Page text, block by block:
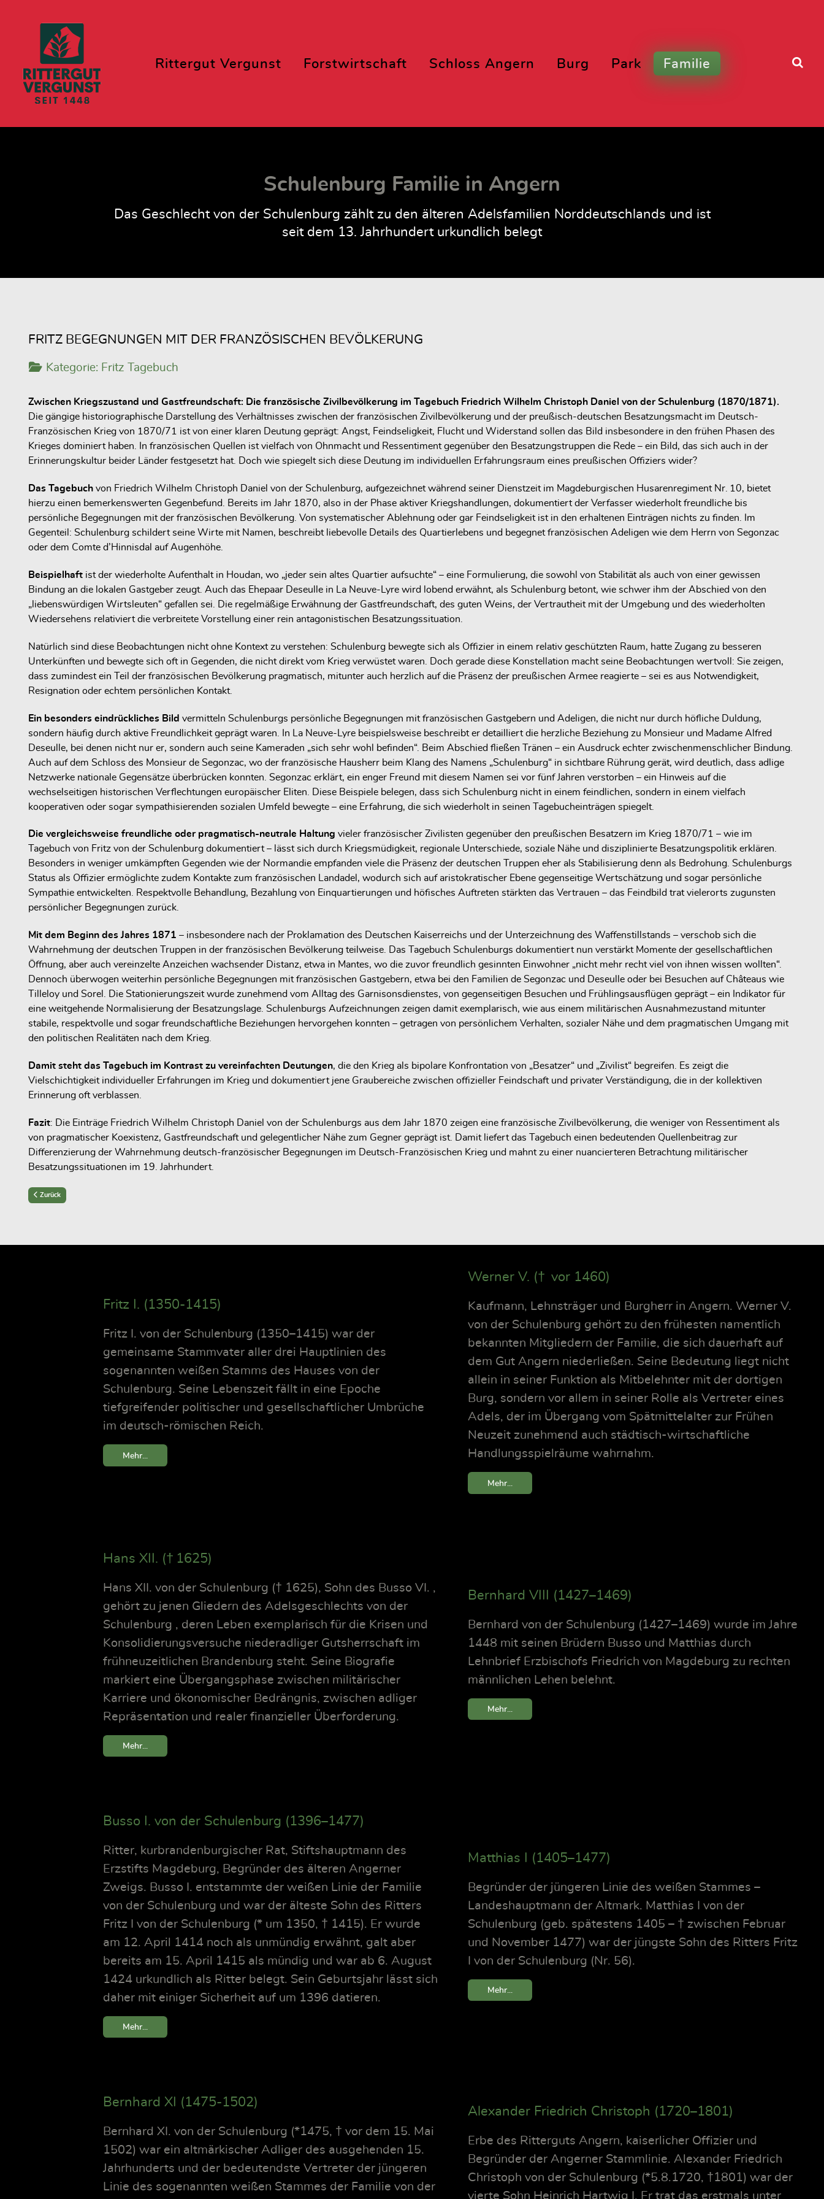
Rittergut Vergunst Forstwirtschaft Schloss Angern Burg Park Familie
Schulenburg Familie in Angern
Das Geschlecht von der Schulenburg zählt zu den älteren Adelsfamilien Norddeutschlands und ist
seit dem 13. Jahrhundert urkundlich belegt
FRITZ BEGEGNUNGEN MIT DER FRANZÖSISCHEN BEVÖLKERUNG
Kategorie: Fritz Tagebuch
Zwischen Kriegszustand und Gastfreundschaft: Die französische Zivilbevölkerung im Tagebuch Friedrich Wilhelm Christoph Daniel von der Schulenburg (1870/1871).
Die gängige historiographische Darstellung des Verhältnisses zwischen der französischen Zivilbevölkerung und der preußisch-deutschen Besatzungsmacht im Deutsch-
Französischen Krieg von 1870/71 ist von einer klaren Deutung geprägt: Angst, Feindseligkeit, Flucht und Widerstand sollen das Bild insbesondere in den frühen Phasen des
Krieges dominiert haben. In französischen Quellen ist vielfach von Ohnmacht und Ressentiment gegenüber den Besatzungstruppen die Rede – ein Bild, das sich auch in der
Erinnerungskultur beider Länder festgesetzt hat. Doch wie spiegelt sich diese Deutung im individuellen Erfahrungsraum eines preußischen Offiziers wider?
Das Tagebuch von Friedrich Wilhelm Christoph Daniel von der Schulenburg, aufgezeichnet während seiner Dienstzeit im Magdeburgischen Husarenregiment Nr. 10, bietet
hierzu einen bemerkenswerten Gegenbefund. Bereits im Jahr 1870, also in der Phase aktiver Kriegshandlungen, dokumentiert der Verfasser wiederholt freundliche bis
persönliche Begegnungen mit der französischen Bevölkerung. Von systematischer Ablehnung oder gar Feindseligkeit ist in den erhaltenen Einträgen nichts zu finden. Im
Gegenteil: Schulenburg schildert seine Wirte mit Namen, beschreibt liebevolle Details des Quartierlebens und begegnet französischen Adeligen wie dem Herrn von Segonzac
oder dem Comte d’Hinnisdal auf Augenhöhe.
Beispielhaft ist der wiederholte Aufenthalt in Houdan, wo „jeder sein altes Quartier aufsuchte“ – eine Formulierung, die sowohl von Stabilität als auch von einer gewissen
Bindung an die lokalen Gastgeber zeugt. Auch das Ehepaar Deseulle in La Neuve-Lyre wird lobend erwähnt, als Schulenburg betont, wie schwer ihm der Abschied von den
„liebenswürdigen Wirtsleuten“ gefallen sei. Die regelmäßige Erwähnung der Gastfreundschaft, des guten Weins, der Vertrautheit mit der Umgebung und des wiederholten
Wiedersehens relativiert die verbreitete Vorstellung einer rein antagonistischen Besatzungssituation.
Natürlich sind diese Beobachtungen nicht ohne Kontext zu verstehen: Schulenburg bewegte sich als Offizier in einem relativ geschützten Raum, hatte Zugang zu besseren
Unterkünften und bewegte sich oft in Gegenden, die nicht direkt vom Krieg verwüstet waren. Doch gerade diese Konstellation macht seine Beobachtungen wertvoll: Sie zeigen,
dass zumindest ein Teil der französischen Bevölkerung pragmatisch, mitunter auch herzlich auf die Präsenz der preußischen Armee reagierte – sei es aus Notwendigkeit,
Resignation oder echtem persönlichen Kontakt.
Ein besonders eindrückliches Bild vermitteln Schulenburgs persönliche Begegnungen mit französischen Gastgebern und Adeligen, die nicht nur durch höfliche Duldung,
sondern häufig durch aktive Freundlichkeit geprägt waren. In La Neuve-Lyre beispielsweise beschreibt er detailliert die herzliche Beziehung zu Monsieur und Madame Alfred
Deseulle, bei denen nicht nur er, sondern auch seine Kameraden „sich sehr wohl befinden“. Beim Abschied fließen Tränen – ein Ausdruck echter zwischenmenschlicher Bindung.
Auch auf dem Schloss des Monsieur de Segonzac, wo der französische Hausherr beim Klang des Namens „Schulenburg“ in sichtbare Rührung gerät, wird deutlich, dass adlige
Netzwerke nationale Gegensätze überbrücken konnten. Segonzac erklärt, ein enger Freund mit diesem Namen sei vor fünf Jahren verstorben – ein Hinweis auf die
wechselseitigen historischen Verflechtungen europäischer Eliten. Diese Beispiele belegen, dass sich Schulenburg nicht in einem feindlichen, sondern in einem vielfach
kooperativen oder sogar sympathisierenden sozialen Umfeld bewegte – eine Erfahrung, die sich wiederholt in seinen Tagebucheinträgen spiegelt.
Die vergleichsweise freundliche oder pragmatisch-neutrale Haltung vieler französischer Zivilisten gegenüber den preußischen Besatzern im Krieg 1870/71 – wie im
Tagebuch von Fritz von der Schulenburg dokumentiert – lässt sich durch Kriegsmüdigkeit, regionale Unterschiede, soziale Nähe und disziplinierte Besatzungspolitik erklären.
Besonders in weniger umkämpften Gegenden wie der Normandie empfanden viele die Präsenz der deutschen Truppen eher als Stabilisierung denn als Bedrohung. Schulenburgs
Status als Offizier ermöglichte zudem Kontakte zum französischen Landadel, wodurch sich auf aristokratischer Ebene gegenseitige Wertschätzung und sogar persönliche
Sympathie entwickelten. Respektvolle Behandlung, Bezahlung von Einquartierungen und höfisches Auftreten stärkten das Vertrauen – das Feindbild trat vielerorts zugunsten
persönlicher Begegnungen zurück.
Mit dem Beginn des Jahres 1871 – insbesondere nach der Proklamation des Deutschen Kaiserreichs und der Unterzeichnung des Waffenstillstands – verschob sich die
Wahrnehmung der deutschen Truppen in der französischen Bevölkerung teilweise. Das Tagebuch Schulenburgs dokumentiert nun verstärkt Momente der gesellschaftlichen
Öffnung, aber auch vereinzelte Anzeichen wachsender Distanz, etwa in Mantes, wo die zuvor freundlich gesinnten Einwohner „nicht mehr recht viel von ihnen wissen wollten“.
Dennoch überwogen weiterhin persönliche Begegnungen mit französischen Gastgebern, etwa bei den Familien de Segonzac und Deseulle oder bei Besuchen auf Châteaus wie
Tilleloy und Sorel. Die Stationierungszeit wurde zunehmend vom Alltag des Garnisonsdienstes, von gegenseitigen Besuchen und Frühlingsausflügen geprägt – ein Indikator für
eine weitgehende Normalisierung der Besatzungslage. Schulenburgs Aufzeichnungen zeigen damit exemplarisch, wie aus einem militärischen Ausnahmezustand mitunter
stabile, respektvolle und sogar freundschaftliche Beziehungen hervorgehen konnten – getragen von persönlichem Verhalten, sozialer Nähe und dem pragmatischen Umgang mit
den politischen Realitäten nach dem Krieg.
Damit steht das Tagebuch im Kontrast zu vereinfachten Deutungen, die den Krieg als bipolare Konfrontation von „Besatzer“ und „Zivilist“ begreifen. Es zeigt die
Vielschichtigkeit individueller Erfahrungen im Krieg und dokumentiert jene Graubereiche zwischen offizieller Feindschaft und privater Verständigung, die in der kollektiven
Erinnerung oft verblassen.
Fazit: Die Einträge Friedrich Wilhelm Christoph Daniel von der Schulenburgs aus dem Jahr 1870 zeigen eine französische Zivilbevölkerung, die weniger von Ressentiment als
von pragmatischer Koexistenz, Gastfreundschaft und gelegentlicher Nähe zum Gegner geprägt ist. Damit liefert das Tagebuch einen bedeutenden Quellenbeitrag zur
Differenzierung der Wahrnehmung deutsch-französischer Begegnungen im Deutsch-Französischen Krieg und mahnt zu einer nuancierteren Betrachtung militärischer
Besatzungssituationen im 19. Jahrhundert.
Previous article: Der Quartiermacher im Deutsch-Französischen Krieg 1870/71
Zurück
Fritz I. (1350-1415)
Fritz I. von der Schulenburg (1350–1415) war der
gemeinsame Stammvater aller drei Hauptlinien des
sogenannten weißen Stamms des Hauses von der
Schulenburg. Seine Lebenszeit fällt in eine Epoche
tiefgreifender politischer und gesellschaftlicher Umbrüche
im deutsch-römischen Reich.
Mehr...
Werner V. († vor 1460)
Kaufmann, Lehnsträger und Burgherr in Angern. Werner V.
von der Schulenburg gehört zu den frühesten namentlich
bekannten Mitgliedern der Familie, die sich dauerhaft auf
dem Gut Angern niederließen. Seine Bedeutung liegt nicht
allein in seiner Funktion als Mitbelehnter mit der dortigen
Burg, sondern vor allem in seiner Rolle als Vertreter eines
Adels, der im Übergang vom Spätmittelalter zur Frühen
Neuzeit zunehmend auch städtisch-wirtschaftliche
Handlungsspielräume wahrnahm.
Mehr...
Hans XII. († 1625)
Hans XII. von der Schulenburg († 1625), Sohn des Busso VI. ,
gehört zu jenen Gliedern des Adelsgeschlechts von der
Schulenburg , deren Leben exemplarisch für die Krisen und
Konsolidierungsversuche niederadliger Gutsherrschaft im
frühneuzeitlichen Brandenburg steht. Seine Biografie
markiert eine Übergangsphase zwischen militärischer
Karriere und ökonomischer Bedrängnis, zwischen adliger
Repräsentation und realer finanzieller Überforderung.
Mehr...
Bernhard VIII (1427–1469)
Bernhard von der Schulenburg (1427–1469) wurde im Jahre
1448 mit seinen Brüdern Busso und Matthias durch
Lehnbrief Erzbischofs Friedrich von Magdeburg zu rechten
männlichen Lehen belehnt.
Mehr...
Busso I. von der Schulenburg (1396–1477)
Ritter, kurbrandenburgischer Rat, Stiftshauptmann des
Erzstifts Magdeburg, Begründer des älteren Angerner
Zweigs. Busso I. entstammte der weißen Linie der Familie
von der Schulenburg und war der älteste Sohn des Ritters
Fritz I von der Schulenburg (* um 1350, † 1415). Er wurde
am 12. April 1414 noch als unmündig erwähnt, galt aber
bereits am 15. April 1415 als mündig und war ab 6. August
1424 urkundlich als Ritter belegt. Sein Geburtsjahr lässt sich
daher mit einiger Sicherheit auf um 1396 datieren.
Mehr...
Matthias I (1405–1477)
Begründer der jüngeren Linie des weißen Stammes –
Landeshauptmann der Altmark. Matthias I von der
Schulenburg (geb. spätestens 1405 – † zwischen Februar
und November 1477) war der jüngste Sohn des Ritters Fritz
I von der Schulenburg (Nr. 56).
Mehr...
Bernhard XI (1475-1502)
Bernhard XI. von der Schulenburg (*1475, † vor dem 15. Mai
1502) war ein altmärkischer Adliger des ausgehenden 15.
Jahrhunderts und der bedeutendste Vertreter der jüngeren
Linie des sogenannten weißen Stammes der Familie von der
Alexander Friedrich Christoph (1720–1801)
Erbe des Ritterguts Angern, kaiserlicher Offizier und
Begründer der Angerner Stammlinie. Alexander Friedrich
Christoph von der Schulenburg (*5.8.1720, †1801) war der
vierte Sohn Heinrich Hartwig I. Er trat das erstmals unter